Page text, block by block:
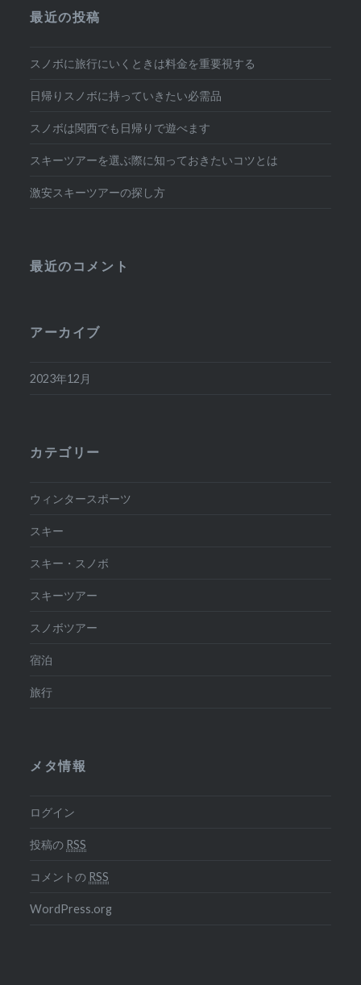
ョ
ン
最近の投稿
スノボに旅行にいくときは料金を重要視する
日帰りスノボに持っていきたい必需品
スノボは関西でも日帰りで遊べます
スキーツアーを選ぶ際に知っておきたいコツとは
激安スキーツアーの探し方
最近のコメント
アーカイブ
2023年12月
カテゴリー
ウィンタースポーツ
スキー
スキー・スノボ
スキーツアー
スノボツアー
宿泊
旅行
メタ情報
ログイン
投稿の RSS
コメントの RSS
WordPress.org